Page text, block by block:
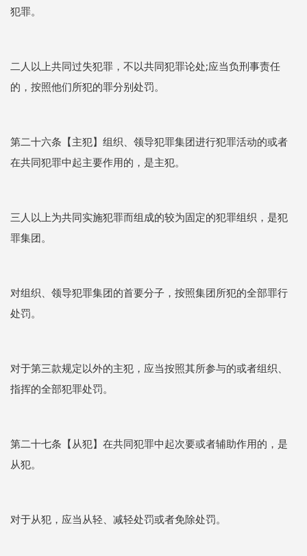
犯罪。
二人以上共同过失犯罪，不以共同犯罪论处;应当负刑事责任
的，按照他们所犯的罪分别处罚。
第二十六条【主犯】组织、领导犯罪集团进行犯罪活动的或者
在共同犯罪中起主要作用的，是主犯。
三人以上为共同实施犯罪而组成的较为固定的犯罪组织，是犯
罪集团。
对组织、领导犯罪集团的首要分子，按照集团所犯的全部罪行
处罚。
对于第三款规定以外的主犯，应当按照其所参与的或者组织、
指挥的全部犯罪处罚。
第二十七条【从犯】在共同犯罪中起次要或者辅助作用的，是
从犯。
对于从犯，应当从轻、减轻处罚或者免除处罚。